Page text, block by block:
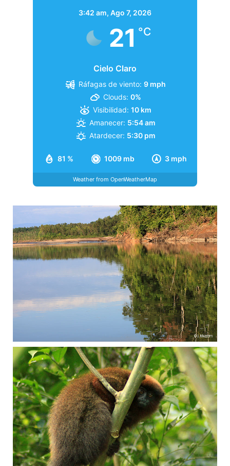
3:42 am, Ago 7, 2026
21 °C
Cielo Claro
81 % 1009 mb 3 mph
Ráfagas de viento: 9 mph
Clouds: 0%
Visibilidad: 10 km
Amanecer: 5:54 am
Atardecer: 5:30 pm
Weather from OpenWeatherMap